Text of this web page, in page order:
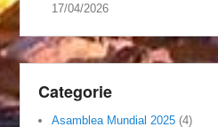
17/04/2026
Categorie
Asamblea Mundial 2025 (4)